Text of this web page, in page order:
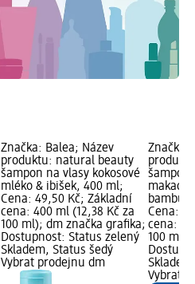
Značka: Balea; Název
produktu: natural beauty
šampon na vlasy kokosové
mléko & ibišek, 400 ml;
Cena: 49,50 Kč; Základní
cena: 400 ml (12,38 Kč za
100 ml); dm značka grafika;
Dostupnost: Status zelený
Skladem, Status šedý
Vybrat prodejnu dm
Značka:
šampon
Cena:
cena:
100 ml);
Vybrat